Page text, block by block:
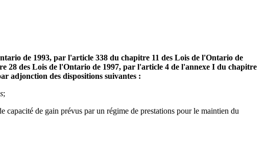
de 1993, par l'article 338 du chapitre 11 des Lois de l'Ontario de
28 des Lois de l'Ontario de 1997, par l'article 4 de l'annexe I du chapitre
adjonction des dispositions suivantes :
;
capacité de gain prévus par un régime de prestations pour le maintien du